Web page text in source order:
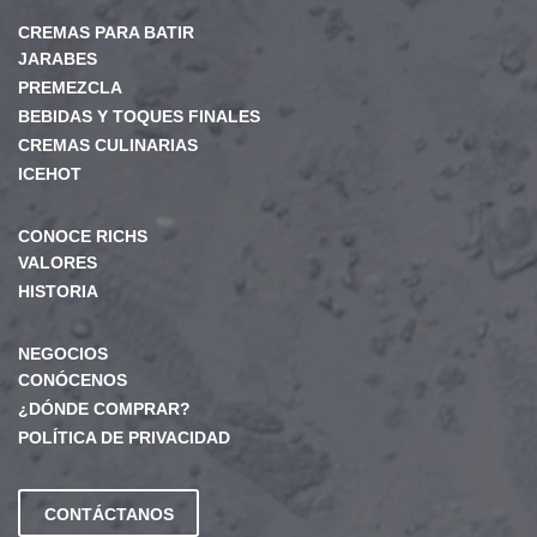
CREMAS PARA BATIR
JARABES
PREMEZCLA
BEBIDAS Y TOQUES FINALES
CREMAS CULINARIAS
ICEHOT
CONOCE RICHS
VALORES
HISTORIA
NEGOCIOS
CONÓCENOS
¿DÓNDE COMPRAR?
POLÍTICA DE PRIVACIDAD
CONTÁCTANOS